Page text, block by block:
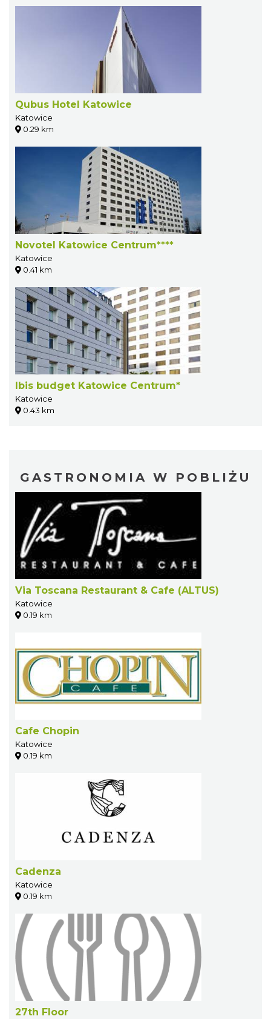
Qubus Hotel Katowice
Katowice
0.29 km
Novotel Katowice Centrum****
Katowice
0.41 km
Ibis budget Katowice Centrum*
Katowice
0.43 km
GASTRONOMIA W POBLIŻU
Via Toscana Restaurant & Cafe (ALTUS)
Katowice
0.19 km
Cafe Chopin
Katowice
0.19 km
Cadenza
Katowice
0.19 km
27th Floor